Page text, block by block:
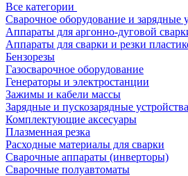
Все категории
Сварочное оборудование и зарядные
Аппараты для аргонно-дуговой
Аппараты для сварки и резки
Бензорезы
Газосварочное оборудование
Генераторы и электростанции
Зажимы и кабели массы
Зарядные и пускозарядные устройства
Комплектующие аксесуары
Плазменная резка
Расходные материалы для сварки
Сварочные аппараты (инверторы)
Сварочные полуавтоматы